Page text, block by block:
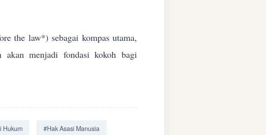
the law*) sebagai kompas utama,
akan menjadi fondasi kokoh bagi
Hukum #Hak Asasi Manusia